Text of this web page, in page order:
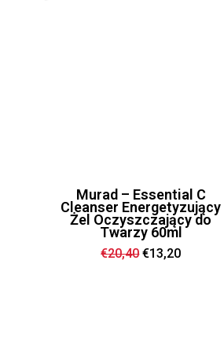
Murad – Essential C
Cleanser Energetyzujący
Żel Oczyszczający do
Twarzy 60ml
€20,40Ursprünglicher
Preis
€13,20Aktueller